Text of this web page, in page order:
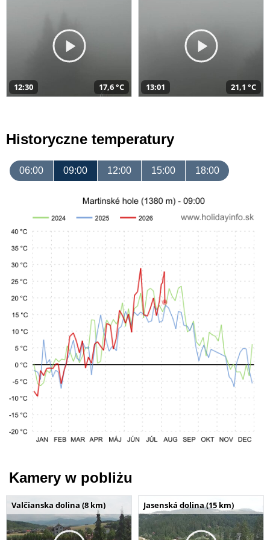
12:30 17,6 °C 13:01 21,1 °C
Historyczne temperatury
06:00 09:00 12:00 15:00 18:00
Kamery w pobliżu
Valčianska dolina (8 km) Jasenská dolina (15 km)